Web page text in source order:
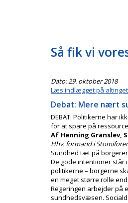
Så fik vi
Dato: 29. oktober 2018
Læs indlægget på
Debat: Mere nært
DEBAT: Politikerne har
for at spare på
Af Henning Granslev,
Hhv. formand i
Sundhed tæt på
De gode intentioner
politikerne – borgerne
en meget større rolle end
Regeringen arbejder på
sundhedsvæsen.